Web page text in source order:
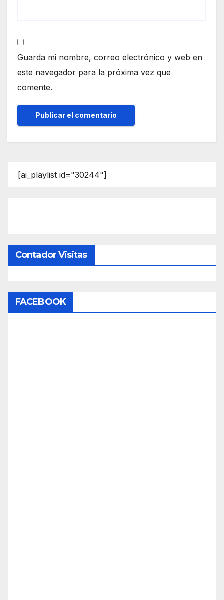
Guarda mi nombre, correo electrónico y web en
este navegador para la próxima vez que
comente.
[ai_playlist id="30244"]
Contador Visitas
FACEBOOK